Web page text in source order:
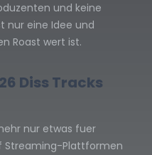
und keine
nur eine Idee und
Roast wert ist.
Diss Tracks
nur etwas fuer
Streaming-Plattformen